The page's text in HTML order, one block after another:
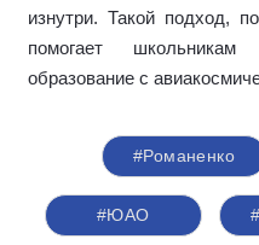
изнутри. Такой подход,
помогает
образование с
#Романенко
#ЮАО